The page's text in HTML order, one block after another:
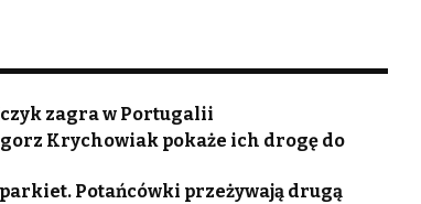
zagra w Portugalii
Krychowiak pokaże ich drogę do
Potańcówki przeżywają drugą